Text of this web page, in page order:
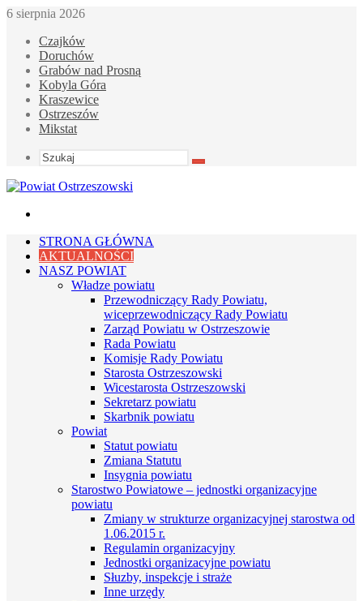
6 sierpnia 2026
Czajków
Doruchów
Grabów nad Prosną
Kobyla Góra
Kraszewice
Ostrzeszów
Mikstat
Szukaj
STRONA GŁÓWNA
AKTUALNOŚCI
NASZ POWIAT
Władze powiatu
Przewodniczący Rady Powiatu,
wiceprzewodniczący Rady Powiatu
Zarząd Powiatu w Ostrzeszowie
Rada Powiatu
Komisje Rady Powiatu
Starosta Ostrzeszowski
Wicestarosta Ostrzeszowski
Sekretarz powiatu
Skarbnik powiatu
Powiat
Statut powiatu
Zmiana Statutu
Insygnia powiatu
Starostwo Powiatowe – jednostki organizacyjne
powiatu
Zmiany w strukturze organizacyjnej starostwa od
1.06.2015 r.
Regulamin organizacyjny
Jednostki organizacyjne powiatu
Słuzby, inspekcje i straże
Inne urzędy